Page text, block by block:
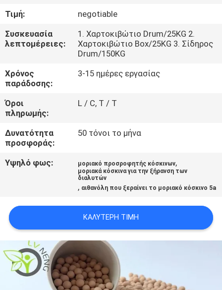
ΣΤΟ
ΕΡΓΟΣΤΆΣΙΟ
ΠΟΙΟΤΙΚΌΣ
ΈΛΕΓΧΟΣ
ΕΠΙΚΟΙΝΩΝΉΣΤΕ
ΜΑΖΊ
ΜΑΣ
ΥΠΟΘΈΣΕΙΣ
ΖΗΤΉΣΤΕ
ΜΙΑ
ΠΡΟΣΦΟΡΆ
Τιμή:
negotiable
Συσκευασία
λεπτομέρειες:
1. Χαρτοκιβώτιο Drum/25KG 2.
Χαρτοκιβώτιο Box/25KG 3. Σίδηρος
Drum/150KG
Χρόνος
παράδοσης:
3-15 ημέρες εργασίας
Όροι
πληρωμής:
L / C, T / T
Δυνατότητα
προσφοράς:
50 τόνοι το μήνα
Υψηλό φως: μοριακό προσροφητής κόσκινων,
μοριακά κόσκινα για την ξήρανση των
διαλυτών
, αιθανόλη που ξεραίνει το μοριακό κόσκινο 5a
ΚΑΛΎΤΕΡΗ ΤΙΜΉ